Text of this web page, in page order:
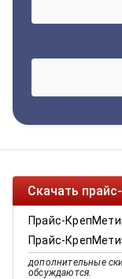
Скачать
Прайс-
Прайс-
дополнительные
обсуждаются.